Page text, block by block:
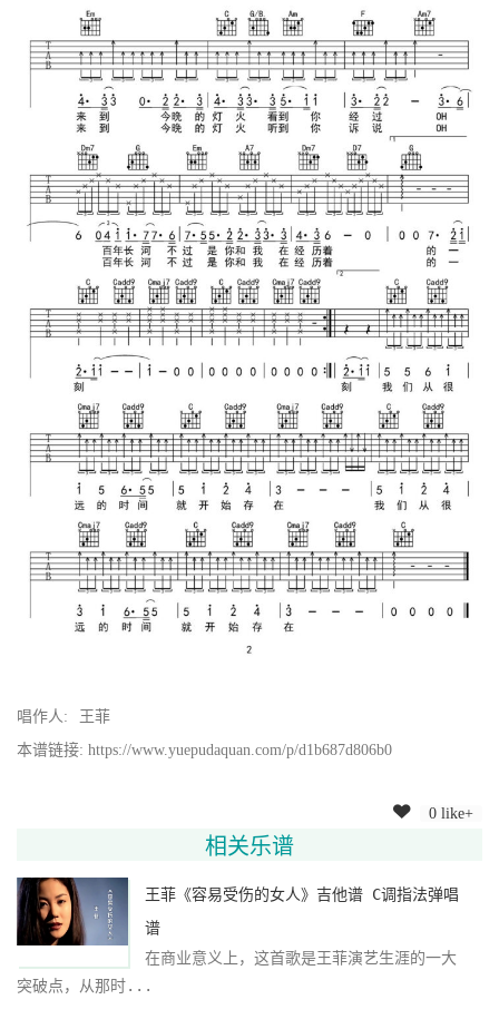
唱作人:
王菲
本谱链接: https://www.yuepudaquan.com/p/d1b687d806b0
0 like+
相关乐谱
王菲《容易受伤的女人》吉他谱 C调指法弹唱
谱
在商业意义上，这首歌是王菲演艺生涯的一大
突破点，从那时...